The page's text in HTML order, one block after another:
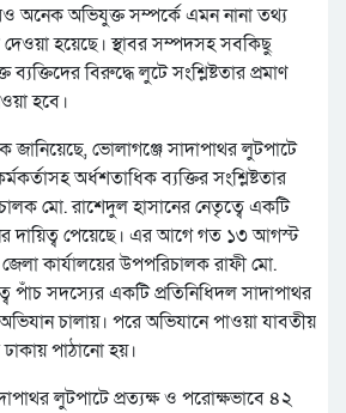
অনেক অভিযুক্ত সম্পর্কে এমন নানা তথ্য
দেওয়া হয়েছে। স্থাবর সম্পদসহ সবকিছু
বিরুদ্ধে লুটে সংশ্লিষ্টতার প্রমাণ
হবে।
জানিয়েছে, ভোলাগঞ্জে সাদাপাথর লুটপাটে
অর্ধশতাধিক ব্যক্তির সংশ্লিষ্টতার
মো. রাশেদুল হাসানের নেতৃত্বে একটি
দায়িত্ব পেয়েছে। এর আগে গত ১৩ আগস্ট
কার্যালয়ের উপপরিচালক রাফী মো.
পাঁচ সদস্যের একটি প্রতিনিধিদল সাদাপাথর
চালায়। পরে অভিযানে পাওয়া যাবতীয়
পাঠানো হয়।
লুটপাটে প্রত্যক্ষ ও পরোক্ষভাবে ৪২